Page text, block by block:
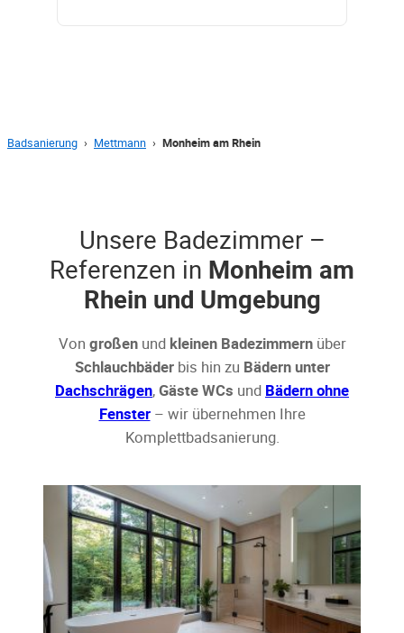
Badsanierung › Mettmann › Monheim am Rhein
Unsere Badezimmer –
Referenzen in Monheim am
Rhein und Umgebung
Von großenund kleinen Badezimmernüber
Schlauchbäderbis hin zu Bädern unter
Dachschrägen,Gäste WCs und Bädern ohne
Fenster– wir übernehmen Ihre
Komplettbadsanierung.